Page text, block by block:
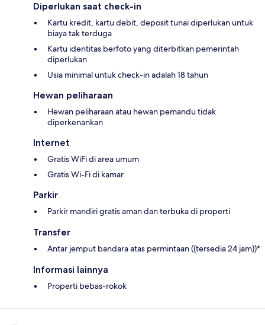
Diperlukan saat check-in
Kartu kredit, kartu debit, deposit tunai diperlukan untuk
biaya tak terduga
Kartu identitas berfoto yang diterbitkan pemerintah
diperlukan
Usia minimal untuk check-in adalah 18 tahun
Hewan peliharaan
Hewan peliharaan atau hewan pemandu tidak
diperkenankan
Internet
Gratis WiFi di area umum
Gratis Wi-Fi di kamar
Parkir
Parkir mandiri gratis aman dan terbuka di properti
Transfer
Antar jemput bandara atas permintaan ((tersedia 24 jam))*
Informasi lainnya
Properti bebas-rokok